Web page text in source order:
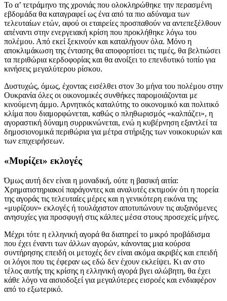
Το α’ τετράμηνο της χρονιάς που ολοκληρώθηκε την περασμένη
εβδομάδα θα καταγραφεί ως ένα από τα πιο αδύναμα των
τελευταίων ετών, αφού οι εταιρείες προσπαθούν να αντεπεξέλθουν
απέναντι στην ενεργειακή κρίση που προκλήθηκε λόγω του
πολέμου. Από εκεί ξεκινούν και καταλήγουν όλα. Μόνο η
αποκλιμάκωση της έντασης θα αποφορτίσει τις τιμές, θα βελτιώσει
τα περιθώρια κερδοφορίας και θα ανοίξει το επενδυτικό τοπίο για
κινήσεις μεγαλύτερου ρίσκου.
Δυστυχώς, όμως, έχοντας εισέλθει στον 3ο μήνα του πολέμου στην
Ουκρανία όλες οι οικονομικές συνθήκες παρομοιάζονται με
κινούμενη άμμο. Αρνητικός καταλύτης το οικονομικό και πολιτικό
κλίμα που διαμορφώνεται, καθώς ο πληθωρισμός «καλπάζει», η
αγοραστική δύναμη συρρικνώνεται, ενώ η κυβέρνηση εξαντλεί τα
δημοσιονομικά περιθώρια για μέτρα στήριξης των νοικοκυριών και
των επιχειρήσεων.
«Μυρίζει» εκλογές
Όμως αυτή δεν είναι η μοναδική, ούτε η βασική αιτία:
Χρηματιστηριακοί παράγοντες και αναλυτές εκτιμούν ότι η πορεία
της αγοράς τις τελευταίες μέρες και η γενικότερη εικόνα της
«μυρίζουν» εκλογές ή τουλάχιστον αποτυπώνουν τις αυξανόμενες
ανησυχίες για προσφυγή στις κάλπες μέσα στους προσεχείς μήνες.
Μέχρι τότε η ελληνική αγορά θα διατηρεί το μικρό προβάδισμα
που έχει έναντι των άλλων αγορών, κάνοντας μια κούρσα
συντήρησης επειδή οι μετοχές δεν είναι ακόμα ακριβές και επειδή
οι λόγοι που τις έφεραν ως εδώ δεν έχουν εκλείψει. Κι αν στο
τέλος αυτής της κρίσης η ελληνική αγορά βγει αλώβητη, θα έχει
κάθε λόγο να αισιοδοξεί για μεγαλύτερες εισροές και ενδιαφέρον
από το εξωτερικό.